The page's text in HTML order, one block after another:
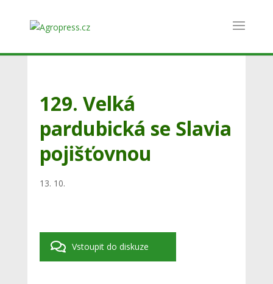
129. Velká
pardubická se Slavia
pojišťovnou
13. 10.
Vstoupit do diskuze